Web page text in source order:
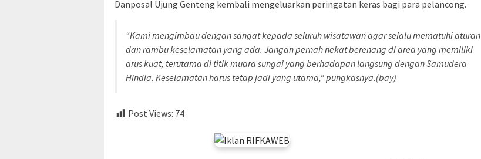
Danposal Ujung Genteng kembali mengeluarkan peringatan keras bagi para pelancong.
“Kami mengimbau dengan sangat kepada seluruh wisatawan agar selalu mematuhi aturan
dan rambu keselamatan yang ada. Jangan pernah nekat berenang di area yang memiliki
arus kuat, terutama di titik muara sungai yang berhadapan langsung dengan Samudera
Hindia. Keselamatan harus tetap jadi yang utama,” pungkasnya.(bay)
Post Views: 74